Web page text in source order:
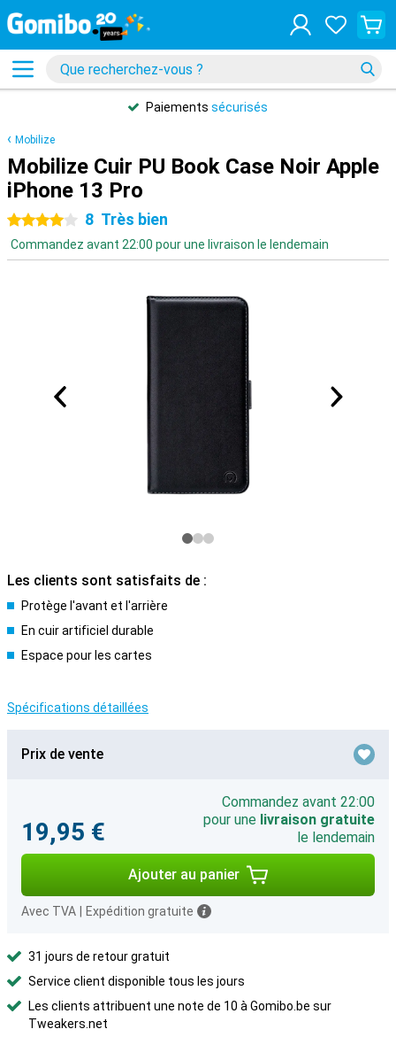
Paiements sécurisés
Mobilize
Mobilize Cuir PU Book Case Noir Apple
iPhone 13 Pro
4 étoiles8 Très bien
Commandez avant 22:00 pour une livraison le lendemain
Les clients sont satisfaits de :
Protège l'avant et l'arrière
En cuir artificiel durable
Espace pour les cartes
Spécifications détaillées
Prix de vente
19,95 €
Commandez avant 22:00
pour une livraison gratuite
le lendemain
Ajouter au panier
Avec TVA Expédition gratuite
31 jours de retour gratuit
Service client disponible tous les jours
Les clients attribuent une note de 10 à Gomibo.be sur
Tweakers.net